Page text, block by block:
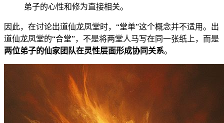
弟子的心性和修为直接相关。
因此，在讨论出道仙龙凤堂时，“堂单”这个概念并不适用。出
道仙龙凤堂的“合堂”，不是将两堂人马写在同一张纸上，而是
两位弟子的仙家团队在灵性层面形成协同关系。